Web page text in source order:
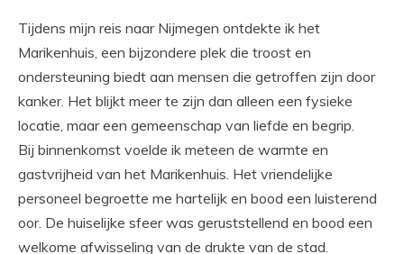
Tijdens mijn reis naar Nijmegen ontdekte ik het
Marikenhuis, een bijzondere plek die troost en
ondersteuning biedt aan mensen die getroffen zijn door
kanker. Het blijkt meer te zijn dan alleen een fysieke
locatie, maar een gemeenschap van liefde en begrip.
Bij binnenkomst voelde ik meteen de warmte en
gastvrijheid van het Marikenhuis. Het vriendelijke
personeel begroette me hartelijk en bood een luisterend
oor. De huiselijke sfeer was geruststellend en bood een
welkome afwisseling van de drukte van de stad.